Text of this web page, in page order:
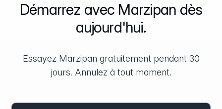
Démarrez avec Marzipan dès
aujourd'hui.
Essayez Marzipan gratuitement pendant 30
jours. Annulez à tout moment.